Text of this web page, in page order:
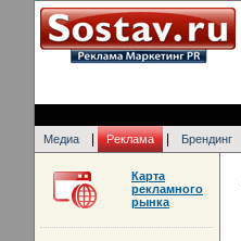
Медиа Реклама Брендинг
Карта
рекламного
рынка